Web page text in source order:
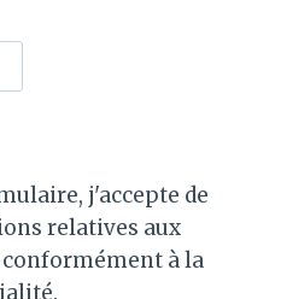
j'accepte de
relatives aux
conformément à la